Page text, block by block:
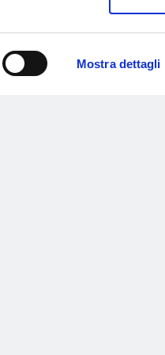
Mostra dettagli